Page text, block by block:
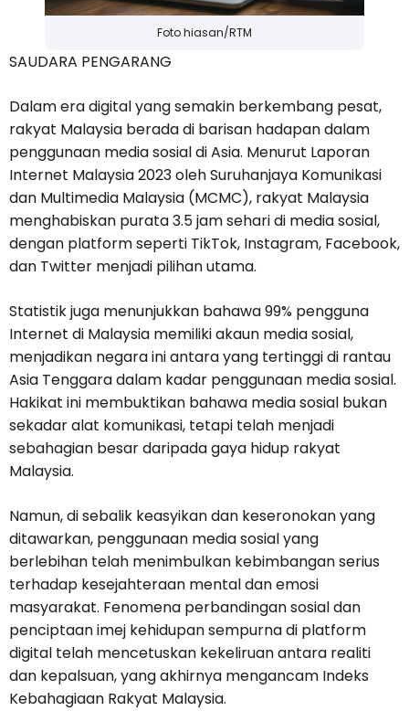
Foto hiasan/RTM
SAUDARA PENGARANG
Dalam era digital yang semakin berkembang pesat,
rakyat Malaysia berada di barisan hadapan dalam
penggunaan media sosial di Asia. Menurut Laporan
Internet Malaysia 2023 oleh Suruhanjaya Komunikasi
dan Multimedia Malaysia (MCMC), rakyat Malaysia
menghabiskan purata 3.5 jam sehari di media sosial,
dengan platform seperti TikTok, Instagram, Facebook,
dan Twitter menjadi pilihan utama.
Statistik juga menunjukkan bahawa 99% pengguna
Internet di Malaysia memiliki akaun media sosial,
menjadikan negara ini antara yang tertinggi di rantau
Asia Tenggara dalam kadar penggunaan media sosial.
Hakikat ini membuktikan bahawa media sosial bukan
sekadar alat komunikasi, tetapi telah menjadi
sebahagian besar daripada gaya hidup rakyat
Malaysia.
Namun, di sebalik keasyikan dan keseronokan yang
ditawarkan, penggunaan media sosial yang
berlebihan telah menimbulkan kebimbangan serius
terhadap kesejahteraan mental dan emosi
masyarakat. Fenomena perbandingan sosial dan
penciptaan imej kehidupan sempurna di platform
digital telah mencetuskan kekeliruan antara realiti
dan kepalsuan, yang akhirnya mengancam Indeks
Kebahagiaan Rakyat Malaysia.